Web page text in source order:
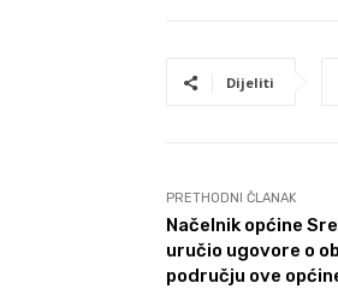
Dijeliti
PRETHODNI ČLANAK
Načelnik općine
uručio ugovore o
području ove